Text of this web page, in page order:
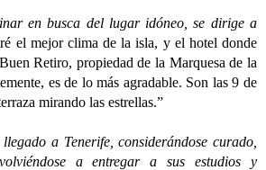
busca del lugar idóneo, se dirige a
el mejor clima de la isla, y el hotel donde
Retiro, propiedad de la Marquesa de la
es de lo más agradable. Son las 9 de
mirando las estrellas.”
a Tenerife, considerándose curado,
a entregar a sus estudios y